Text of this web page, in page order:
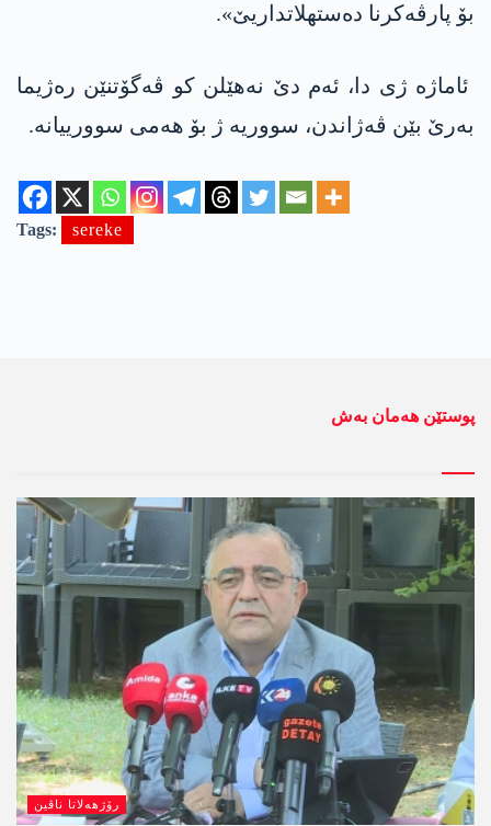
بۆ پارڤەکرنا دەستهلاتداریێ».
ئاماژە ژی دا، ئەم دێ نەهێلن کو ڤەگۆتنێن رەژیما
بەرێ بێن ڤەژاندن، سووریە ژ بۆ هەمی سوورییانە.
Tags: sereke
پوستێن ھەمان بەش
رۆژھەلاتا ناڤین